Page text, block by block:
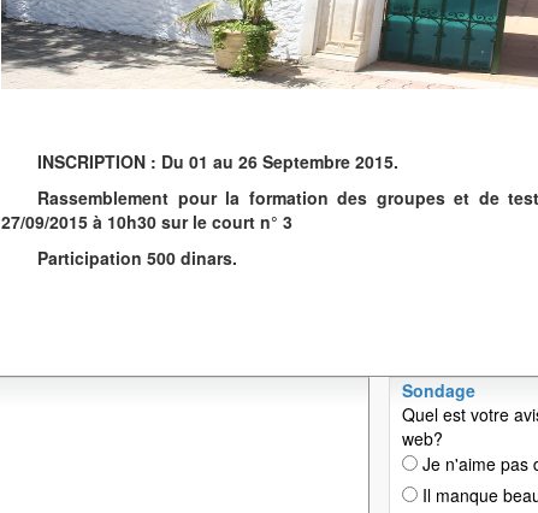
INSCRIPTION : Du 01 au 26 Septembre 2015.
Rassemblement pour la formation des groupes et de
27/09/2015 à 10h30 sur le court n° 3
Participation 500 dinars.
Sondage
Quel est votre
web?
Je n'aime pas
Il manque